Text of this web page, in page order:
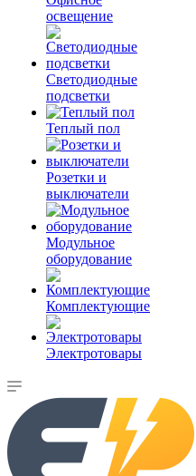
освещение
Светодиодные
подсветки
Теплый пол
Розетки и
выключатели
Модульное
оборудование
Комплектующие
Электротовары